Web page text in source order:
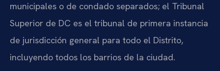
municipales o de condado separados; el Tribunal
Superior de DC es el tribunal de primera instancia
de jurisdicción general para todo el Distrito,
incluyendo todos los barrios de la ciudad.